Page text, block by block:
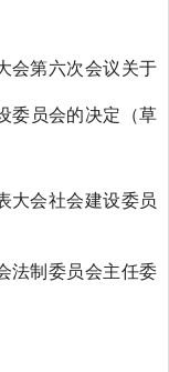
会第六次会议关于
委员会的决定（草
大会社会建设委员
法制委员会主任委